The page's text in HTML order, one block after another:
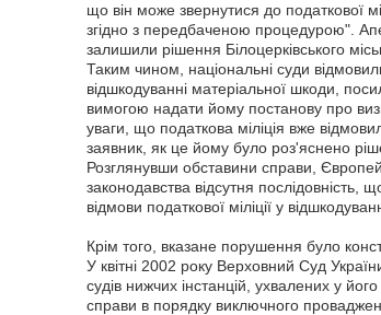
що він може звернутися до податкової
згідно з передбаченою процедурою".
залишили рішення Білоцерківського
Таким чином, національні суди
відшкодуванні матеріальної шкоди,
вимогою надати йому постанову про
уваги, що податкова міліція вже
заявник, як це йому було роз'яснено
Розглянувши обставини справи,
законодавства відсутня
відмови податкової міліції у
Крім того, вказане порушення було
У квітні 2002 року Верховний Суд
судів нижчих інстанцій, ухвалених у
справи в порядку виключного